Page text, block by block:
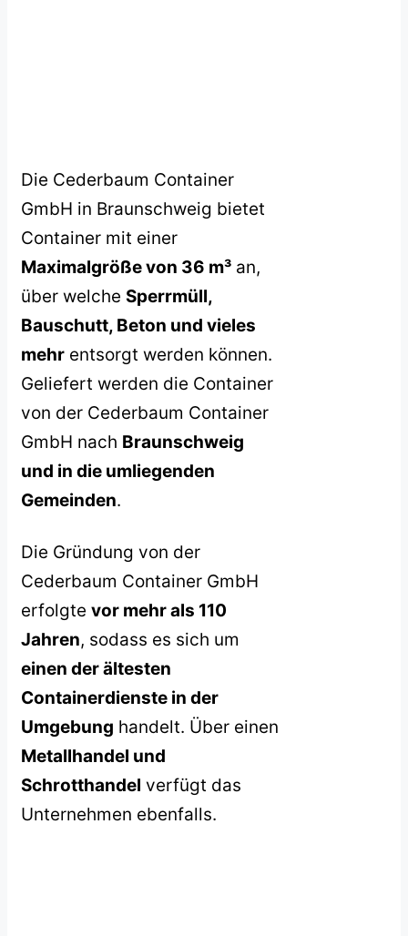
Die Cederbaum Container
GmbH in Braunschweig bietet
Container mit einer
Maximalgröße von 36 m³ an,
über welche Sperrmüll,
Bauschutt, Beton und vieles
mehr entsorgt werden können.
Geliefert werden die Container
von der Cederbaum Container
GmbH nach Braunschweig
und in die umliegenden
Gemeinden.
Die Gründung von der
Cederbaum Container GmbH
erfolgte vor mehr als 110
Jahren, sodass es sich um
einen der ältesten
Containerdienste in der
Umgebung handelt. Über einen
Metallhandel und
Schrotthandel verfügt das
Unternehmen ebenfalls.